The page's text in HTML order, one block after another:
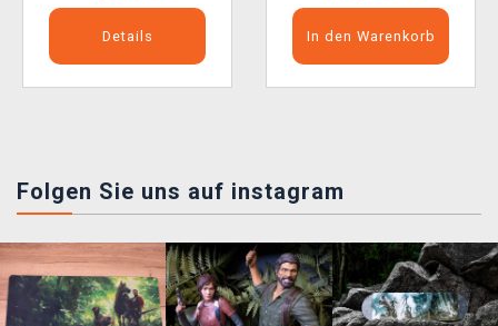
Details In den Warenkorb
Folgen Sie uns auf instagram